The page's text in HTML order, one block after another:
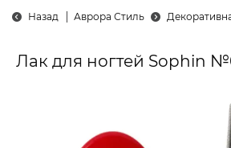
Назад Аврора Стиль
Лак для ногтей Sophin